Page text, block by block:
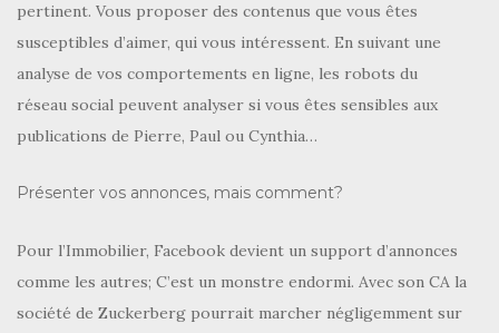
pertinent. Vous proposer des contenus que vous êtes
susceptibles d’aimer, qui vous intéressent. En suivant une
analyse de vos comportements en ligne, les robots du
réseau social peuvent analyser si vous êtes sensibles aux
publications de Pierre, Paul ou Cynthia…
Présenter vos annonces, mais comment?
Pour l’Immobilier, Facebook devient un support d’annonces
comme les autres; C’est un monstre endormi. Avec son CA la
société de Zuckerberg pourrait marcher négligemment sur